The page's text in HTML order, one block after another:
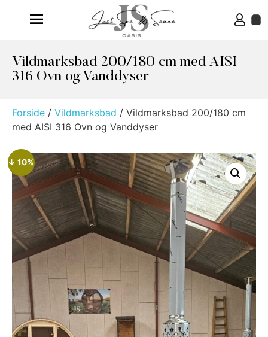
Vildmarksbad 200/180 cm med AISI
316 Ovn og Vanddyser
Forside / Vildmarksbad / Vildmarksbad 200/180 cm
med AISI 316 Ovn og Vanddyser
↓ 10%